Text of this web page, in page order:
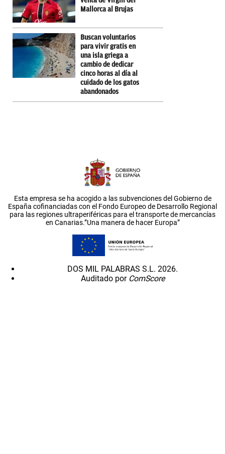
Mallorca al Brujas
Buscan voluntarios
para vivir gratis en
una isla griega a
cambio de dedicar
cinco horas al día al
cuidado de los gatos
abandonados
Esta empresa se ha acogido a las subvenciones del Gobierno de
España cofinanciadas con el Fondo Europeo de Desarrollo Regional
para las regiones ultraperiféricas para el transporte de mercancías
en Canarias.”Una manera de hacer Europa”
DOS MIL PALABRAS S.L. 2026.
Auditado por ComScore